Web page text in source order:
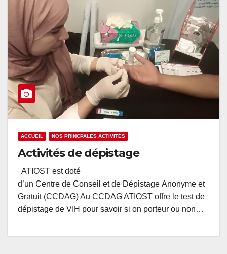
ACCUEIL NOS PRINCPALES ACTIVITÉS
Activités de dépistage
ATIOST est doté
d’un Centre de Conseil et de Dépistage Anonyme et
Gratuit (CCDAG) Au CCDAG ATIOST offre le test de
dépistage de VIH pour savoir si on porteur ou non…